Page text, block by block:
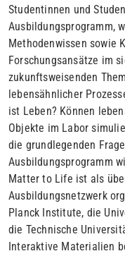
Studentinnen und
Ausbildungsprogramm,
Methodenwissen sowie
Forschungsansätze im
zukunftsweisenden
lebensähnlicher
ist Leben? Können
Objekte im Labor
die grundlegenden
Ausbildungsprogramm
Matter to Life ist als
Ausbildungsnetzwerk
Planck Institute, die
die Technische
Interaktive Materialien